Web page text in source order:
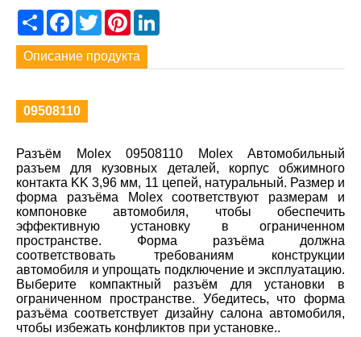
ShareFacebook
TwitterPinterest
Описание продукта
09508110
Разъём Molex 09508110 Molex Автомобильный
разъем для кузовных деталей, корпус обжимного
контакта KK 3,96 мм, 11 цепей, натуральный. Размер и
форма разъёма Molex соответствуют размерам и
компоновке автомобиля, чтобы обеспечить
эффективную установку в ограниченном
пространстве. Форма разъёма должна
соответствовать требованиям конструкции
автомобиля и упрощать подключение и эксплуатацию.
Выберите компактный разъём для установки в
ограниченном пространстве. Убедитесь, что форма
разъёма соответствует дизайну салона автомобиля,
чтобы избежать конфликтов при установке..